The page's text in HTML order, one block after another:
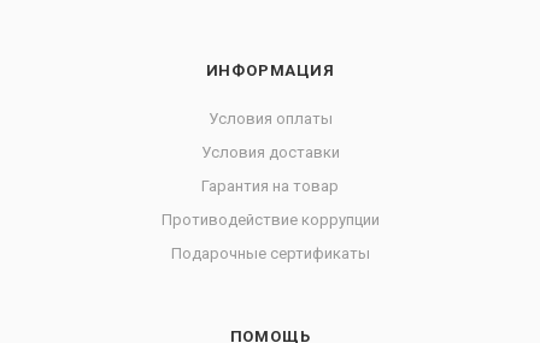
ИНФОРМАЦИЯ
Условия оплаты
Условия доставки
Гарантия на товар
Противодействие коррупции
Подарочные сертификаты
ПОМОЩЬ